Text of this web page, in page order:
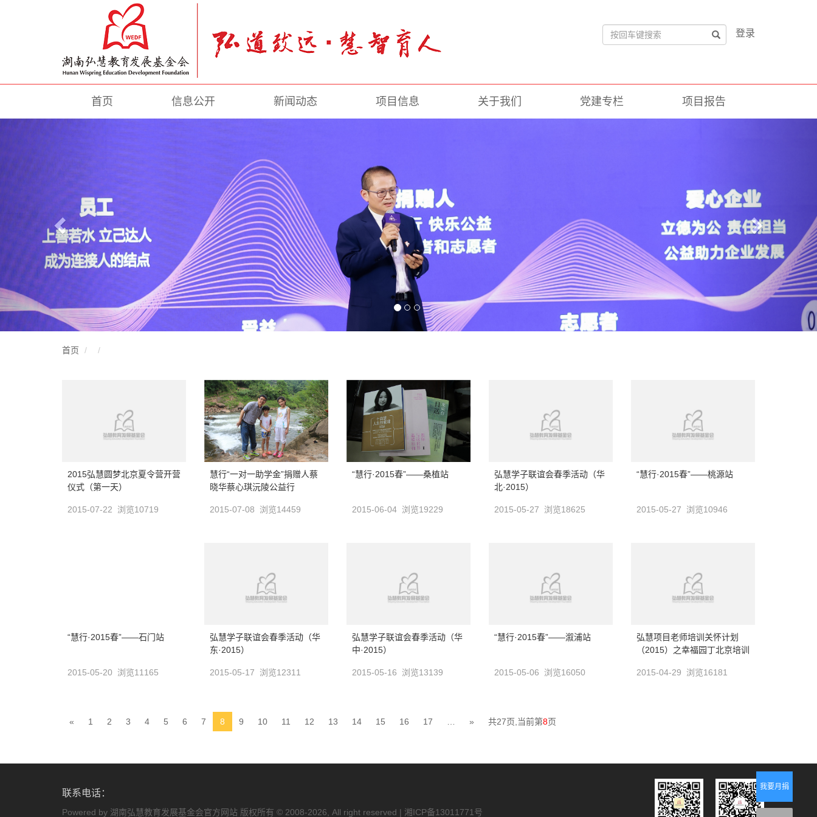
登录
首页 信息公开 新闻动态 项目信息 关于我们 党建专栏 项目报告
我要月捐
Previous
首页
2015弘慧圆梦北京夏令营开营
仪式（第一天）
2015-07-22 浏览10719
慧行“一对一助学金”捐赠人蔡
晓华蔡心琪沅陵公益行
2015-07-08 浏览14459
“慧行·2015春”——桑植站
2015-06-04 浏览19229
弘慧学子联谊会春季活动（华
北·2015）
2015-05-27 浏览18625
“慧行·2015春”——桃源站
2015-05-27 浏览10946
“慧行·2015春”——石门站
2015-05-20 浏览11165
弘慧学子联谊会春季活动（华
东·2015）
2015-05-17 浏览12311
弘慧学子联谊会春季活动（华
中·2015）
2015-05-16 浏览13139
“慧行·2015春”——溆浦站
2015-05-06 浏览16050
弘慧项目老师培训关怀计划
（2015）之幸福园丁北京培训
2015-04-29 浏览16181
« 1 2 3 4 5 6 7 8 (current)
9 10 11 12 13 14 15 16 17 » 共27页,当前第8页
联系电话：
Powered by 湖南弘慧教育发展基金会官方网站 版权所有 © 2008-2026, All right reserved | 湘ICP备13011771号